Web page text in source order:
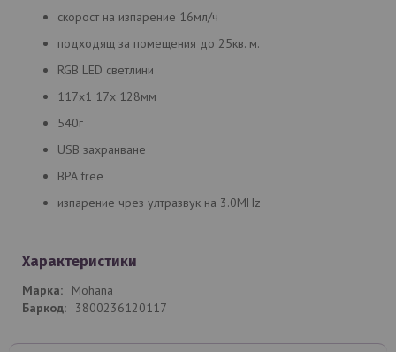
скорост на изпарение 16мл/ч
подходящ за помещения до 25кв. м.
RGB LED светлини
117x1 17x 128мм
540г
USB захранване
BPA free
изпарение чрез ултразвук на 3.0MHz
Характеристики
Mohana
3800236120117